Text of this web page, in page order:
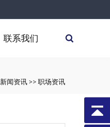
联系我们
新闻资讯 >> 职场资讯